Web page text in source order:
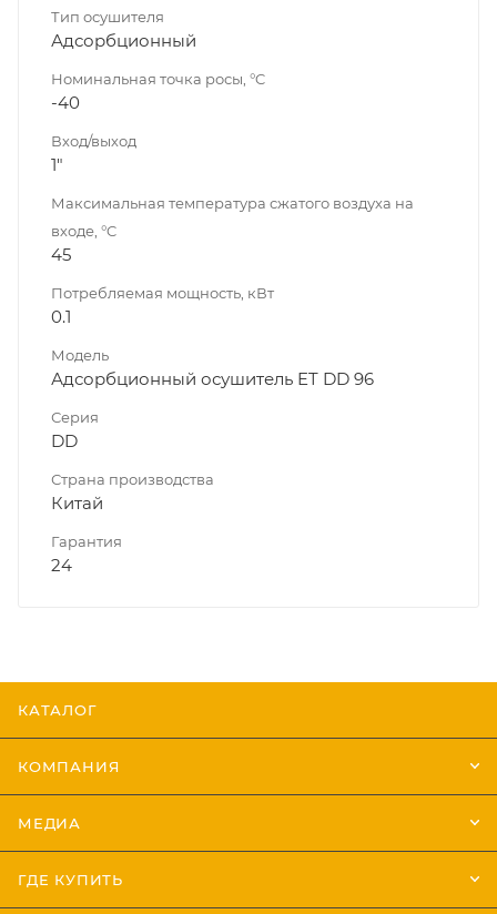
Тип осушителя
Адсорбционный
Номинальная точка росы, °C
-40
Вход/выход
1"
Максимальная температура сжатого воздуха на
входе, °C
45
Потребляемая мощность, кВт
0.1
Модель
Адсорбционный осушитель ET DD 96
Серия
DD
Страна производства
Китай
Гарантия
24
КАТАЛОГ
КОМПАНИЯ
МЕДИА
ГДЕ КУПИТЬ